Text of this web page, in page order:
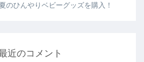
のひんやりベビーグッズを購入！
近のコメント